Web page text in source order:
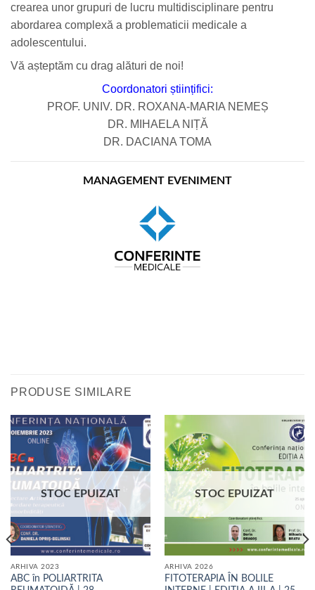
crearea unor grupuri de lucru multidisciplinare pentru
abordarea complexă a problematicii medicale a
adolescentului.
Vă așteptăm cu drag alături de noi!
Coordonatori științifici:
PROF. UNIV. DR. ROXANA-MARIA NEMEȘ
DR. MIHAELA NIȚĂ
DR. DACIANA TOMA
MANAGEMENT EVENIMENT
PRODUSE SIMILARE
STOC EPUIZAT
ARHIVA 2023
ABC în POLIARTRITA
STOC EPUIZAT
ARHIVA 2026
FITOTERAPIA ÎN BOLILE